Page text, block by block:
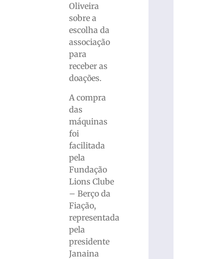
Oliveira
sobre a
escolha da
associação
para
receber as
doações.
A compra
das
máquinas
foi
facilitada
pela
Fundação
Lions Clube
– Berço da
Fiação,
representada
pela
presidente
Janaina